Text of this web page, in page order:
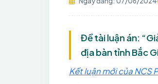
Đề tài luận án:
địa bàn tỉnh Bắc
Kết luận mới của NCS